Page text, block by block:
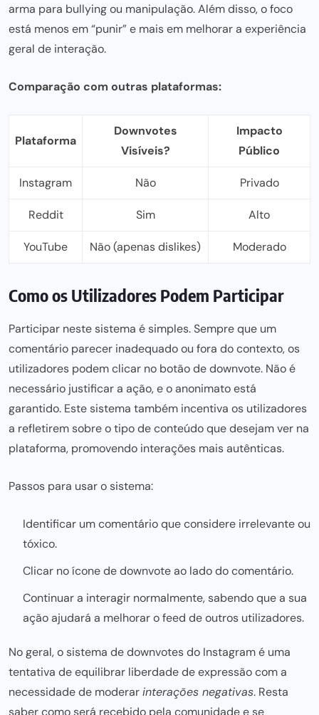
arma para bullying ou manipulação. Além disso, o foco
está menos em “punir” e mais em melhorar a experiência
geral de interação.
Comparação com outras plataformas:
Plataforma
Downvotes
Visíveis?
Impacto
Público
Instagram Não Privado
Reddit Sim Alto
YouTube Não (apenas dislikes) Moderado
Como os Utilizadores Podem Participar
Participar neste sistema é simples. Sempre que um
comentário parecer inadequado ou fora do contexto, os
utilizadores podem clicar no botão de downvote. Não é
necessário justificar a ação, e o anonimato está
garantido. Este sistema também incentiva os utilizadores
a refletirem sobre o tipo de conteúdo que desejam ver na
plataforma, promovendo interações mais autênticas.
Passos para usar o sistema:
Identificar um comentário que considere irrelevante ou
tóxico.
Clicar no ícone de downvote ao lado do comentário.
Continuar a interagir normalmente, sabendo que a sua
ação ajudará a melhorar o feed de outros utilizadores.
No geral, o sistema de downvotes do Instagramé uma
tentativa de equilibrar liberdade de expressão com a
necessidade de moderarinterações negativas. Resta
saber como será recebido pela comunidade e se